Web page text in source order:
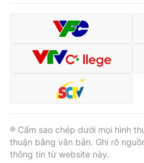
® Cấm sao chép dưới mọi hình
thuận bằng văn bản. Ghi rõ
thông tin từ website này.